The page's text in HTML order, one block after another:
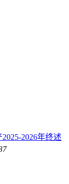
2026年终述